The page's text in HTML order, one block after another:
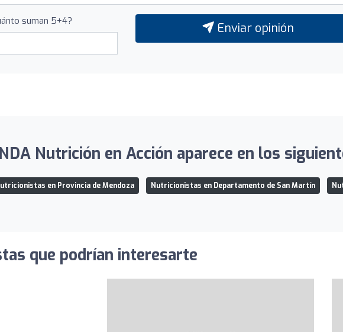
suman 5+4? Enviar opinión
NDA Nutrición en Acción aparece en los
en Provincia de Mendoza Nutricionistas en Departamento de San Martín
que podrían interesarte